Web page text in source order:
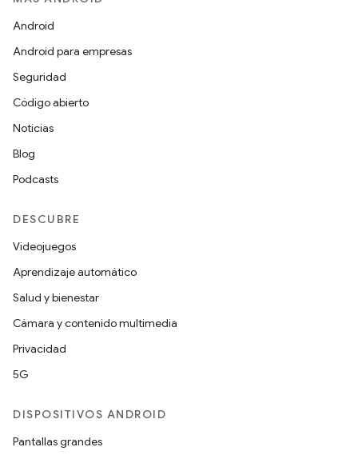
Android
Android para empresas
Seguridad
Código abierto
Noticias
Blog
Podcasts
DESCUBRE
Videojuegos
Aprendizaje automático
Salud y bienestar
Cámara y contenido multimedia
Privacidad
5G
DISPOSITIVOS ANDROID
Pantallas grandes